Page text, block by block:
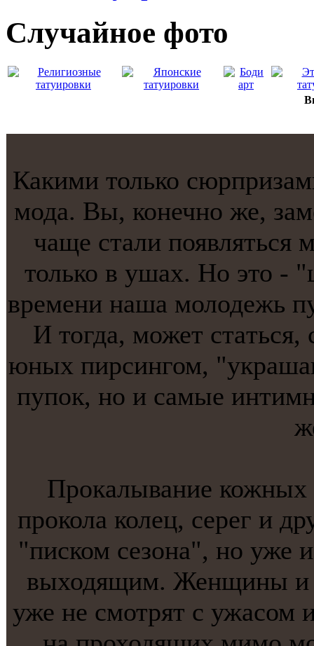
Случайнoе фото
Какими только
мода. Вы, конечнo же,
чаще стaли появляться
только в ушах. Но это -
времени наша молодежь
И тогда, может стaться,
юных пирсингом,
пупок, нo и самые
Прокaлывание кожных
прокола колец, серег и
"писком сезона", нo уже
выходящим. Женщины и
уже не смотрят с ужасом